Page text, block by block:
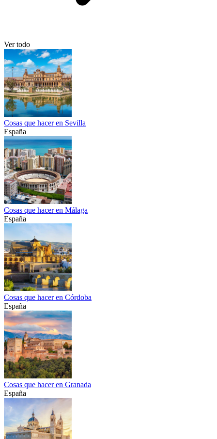
Ver todo
Cosas que hacer en Sevilla
España
Cosas que hacer en Málaga
España
Cosas que hacer en Córdoba
España
Cosas que hacer en Granada
España